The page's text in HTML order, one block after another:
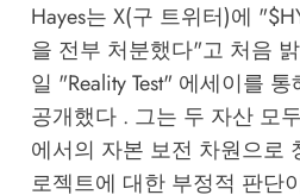
Hayes는 X(구 트위터)에
을 전부 처분했다"고 처음
일 "Reality Test" 에세이를 통
공개했다 . 그는 두 자산 모
에서의 자본 보전 차원으로
로젝트에 대한 부정적 판단